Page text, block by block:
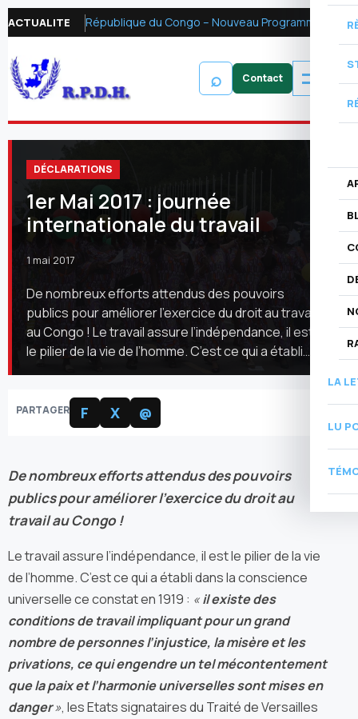
ACTUALITE
⌕
LA
LU
DÉCLARATIONS
1er Mai 2017 : journée
internationale du travail
1 mai 2017
De nombreux efforts attendus des pouvoirs
publics pour améliorer l’exercice du droit au travail
au Congo ! Le travail assure l’indépendance, il est
le pilier de la vie de l’homme. C’est ce qui a établi…
PARTAGER F X @
De nombreux efforts attendus des pouvoirs
publics pour améliorer l’exercice du droit au
travail au Congo !
Le travail assure l’indépendance, il est le pilier de la vie
de l’homme. C’est ce qui a établi dans la conscience
universelle ce constat en 1919 : «il existe des
conditions de travail impliquant pour un grand
nombre de personnes l’injustice, la misère et les
privations, ce qui engendre un tel mécontentement
que la paix et l’harmonie universelles sont mises en
danger», les Etats signataires du Traité de Versailles